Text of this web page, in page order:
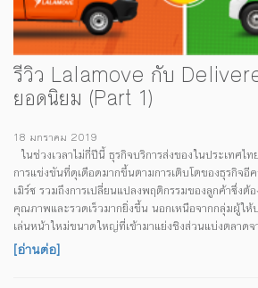
รีวิว Lalamove กับ
ยอดนิยม (Part 1)
18 มกราคม 2019
การแข่งขันที่ดุเดือดมากขึ้นตามการเติบโตของธุรกิจอี
เมิร์ซ รวมถึงการเปลี่ยนแปลงพฤติกรรมของลูกค้าซึ่งต้
คุณภาพและรวดเร็วมากยิ่งขึ้น นอกเหนือจากกลุ่มผู้ให้
เล่นหน้าใหม่ขนาดใหญ่ที่เข้ามาแย่งชิงส่วนแบ่งตลาด
ไทยและ Kerry กันแล้ว อีกกลุ่มที่เราสนใจเป็นพิเศษคื
[อ่านต่อ]